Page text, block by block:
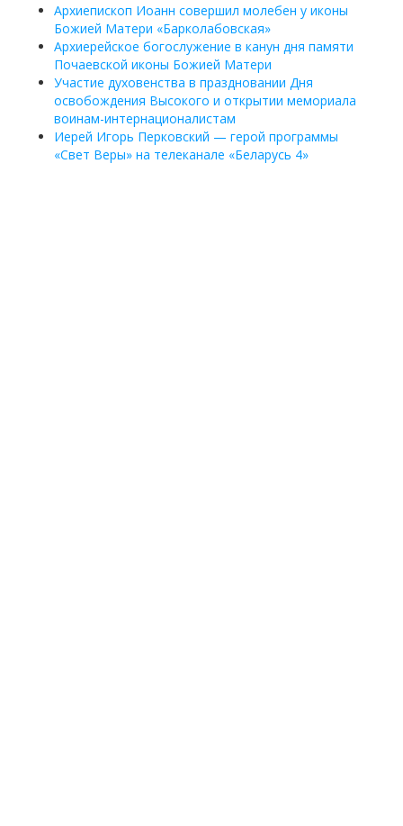
Архиепископ Иоанн совершил молебен у иконы
Божией Матери «Барколабовская»
Архиерейское богослужение в канун дня памяти
Почаевской иконы Божией Матери
Участие духовенства в праздновании Дня
освобождения Высокого и открытии мемориала
воинам-интернационалистам
Иерей Игорь Перковский — герой программы
«Свет Веры» на телеканале «Беларусь 4»